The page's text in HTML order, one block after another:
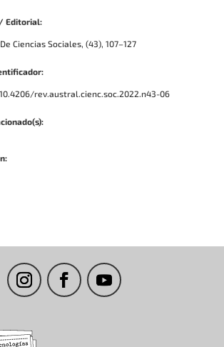
Editorial:
Ciencias Sociales, (43), 107–127
rev.austral.cienc.soc.2022.n43-06